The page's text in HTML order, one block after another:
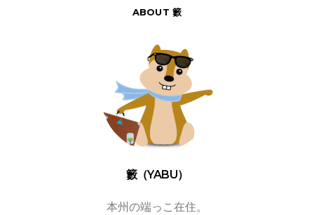
ABOUT 籔
籔（YABU）
本州の端っこ在住。